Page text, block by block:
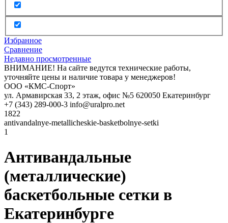
Избранное
Сравнение
Недавно просмотренные
ВНИМАНИЕ! На сайте ведутся технические работы,
уточняйте цены и наличие товара у менеджеров!
ООО «КМС-Спорт»
ул. Армавирская 33, 2 этаж, офис №5 620050 Екатеринбург
+7 (343) 289-000-3 info@uralpro.net
1822
antivandalnye-metallicheskie-basketbolnye-setki
1
Антивандальные
(металлические)
баскетбольные сетки в
Екатеринбурге